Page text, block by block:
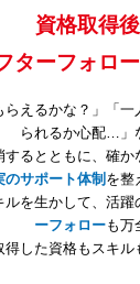
資格取得
ターフォロ
らえるかな？」「
られるか心配…」
るとともに、確か
のサポート体制 を整
ルを生かして、活
ーフォローも万
した資格もスキル